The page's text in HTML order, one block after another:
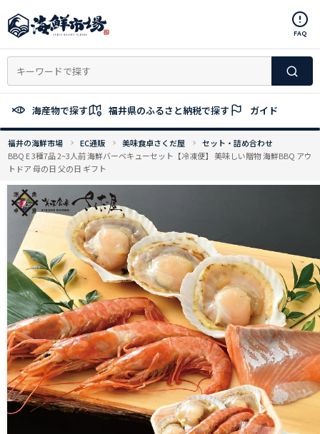
ン
ン
へ
ッ
プ
FAQ
海産物で探す 福井県のふるさと納税で探す ガイド
福井の海鮮市場 EC通販 美味食卓さくだ屋
セット・詰め合わせ
BBQ E 3種7品 2~3人前 海鮮バーベキューセット【冷凍便】 美味しい贈物 海鮮BBQ アウ
トドア 母の日 父の日 ギフト